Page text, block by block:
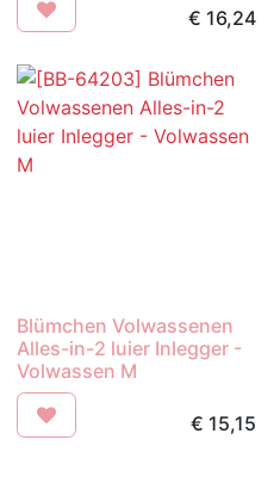
€ 16,24
Blümchen Volwassenen
Alles-in-2 luier Inlegger -
Volwassen M
€ 15,15